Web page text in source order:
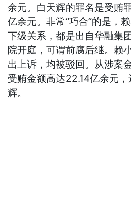
余元。白天辉的罪名是受贿
亿余元。非常“巧合”的是，
下级关系，都是出自华融集
院开庭，可谓前腐后继。赖
出上诉，均被驳回。从涉案
受贿金额高达22.14亿余元
辉。